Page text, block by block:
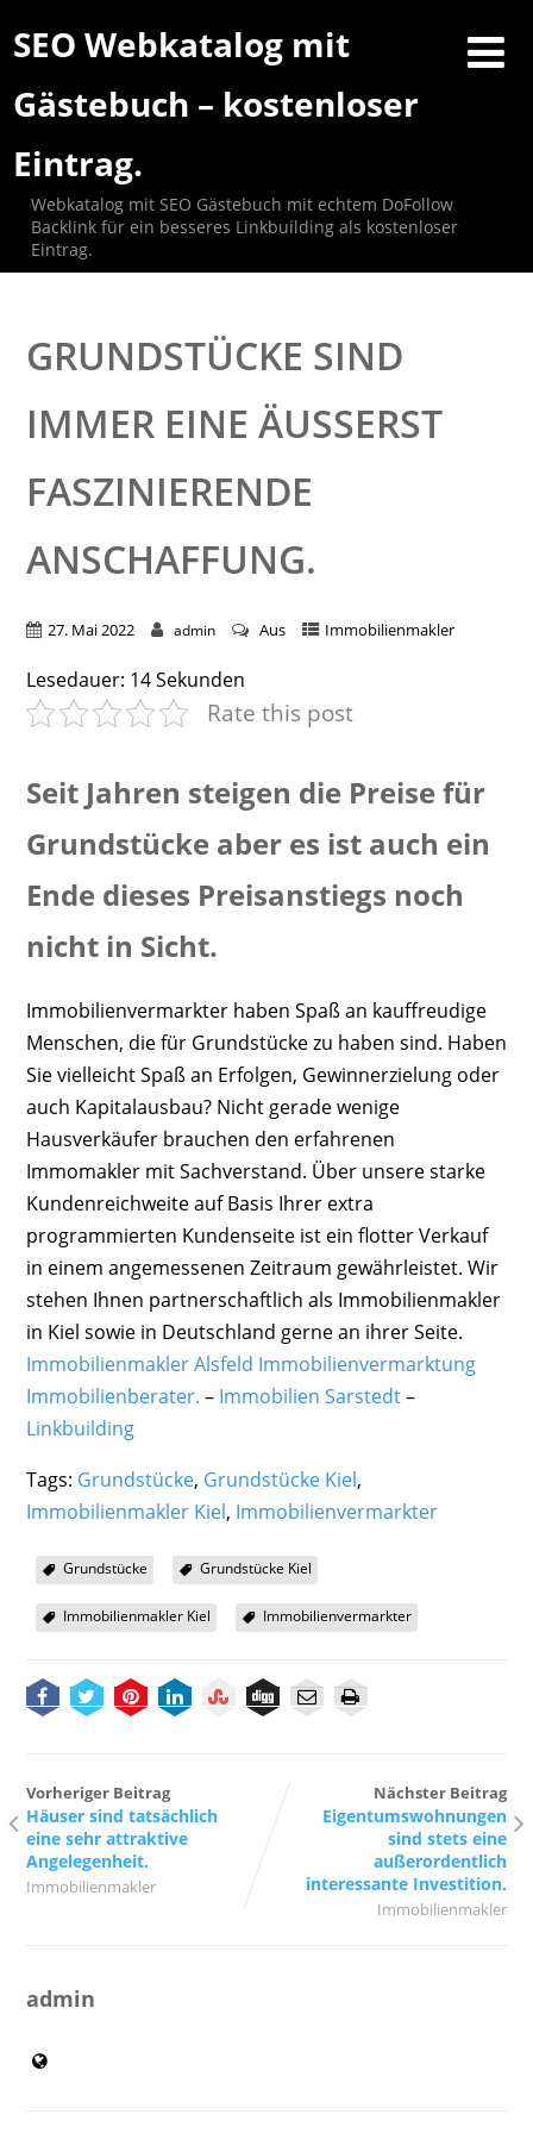
SEO Webkatalog mit
Gästebuch – kostenloser
Eintrag.
Webkatalog mit SEO Gästebuch mit echtem DoFollow
Backlink für ein besseres Linkbuilding als kostenloser
Eintrag.
GRUNDSTÜCKE SIND
IMMER EINE ÄUSSERST F
ASZINIERENDE A
NSCHAFFUNG.
27. Mai 2022 admin Aus Immobilienmakler
Lesedauer: 14Sekunden
Rate this post
Seit Jahren steigen die Preise für
Grundstücke aber es ist auch ein
Ende dieses Preisanstiegs noch
nicht in Sicht.
Immobilienvermarkter haben Spaß an kauffreudige
Menschen, die für Grundstücke zu haben sind. Haben
Sie vielleicht Spaß an Erfolgen, Gewinnerzielung oder
auch Kapitalausbau? Nicht gerade wenige
Hausverkäufer brauchen den erfahrenen
Immomakler mit Sachverstand. Über unsere starke
Kundenreichweite auf Basis Ihrer extra
programmierten Kundenseite ist ein flotter Verkauf
in einem angemessenen Zeitraum gewährleistet. Wir
stehen Ihnen partnerschaftlich als Immobilienmakler
in Kiel sowie in Deutschland gerne an ihrer Seite.
Immobilienmakler Alsfeld Immobilienvermarktung
Immobilienberater. – Immobilien Sarstedt–
Linkbuilding
Tags: Grundstücke, Grundstücke Kiel,
Immobilienmakler Kiel, Immobilienvermarkter
Grundstücke Grundstücke Kiel
Immobilienmakler Kiel Immobilienvermarkter
Vorheriger Beitrag
Häuser sind tatsächlich
eine sehr attraktive
Angelegenheit.
Immobilienmakler
Nächster Beitrag
Eigentumswohnungen
sind stets eine
außerordentlich
interessante Investition.
Immobilienmakler
admin